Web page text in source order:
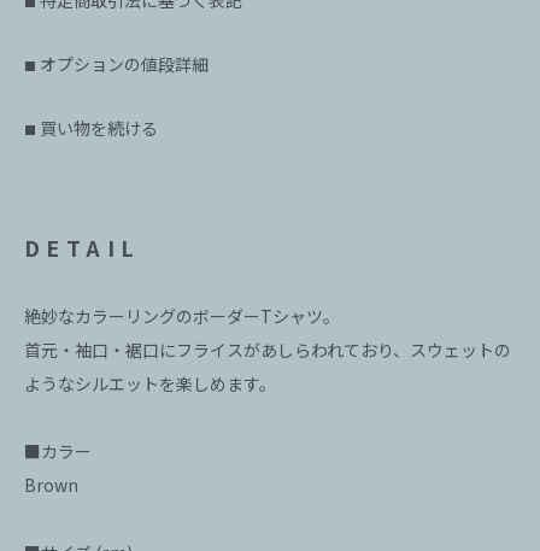
■ オプションの値段詳細
■ 買い物を続ける
DETAIL
絶妙なカラーリングのボーダーTシャツ。
首元・袖口・裾口にフライスがあしらわれており、スウェットの
ようなシルエットを楽しめます。
■カラー
Brown